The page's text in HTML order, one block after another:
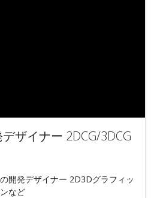
ザイナー 2DCG/3DCG
開発デザイナー 2D3Dグラフィッ
など